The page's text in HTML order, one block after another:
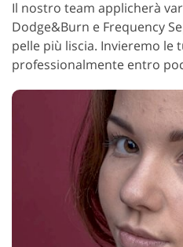
Il nostro team applicherà
Dodge&Burn e Frequency
pelle più liscia. Invieremo le
professionalmente entro